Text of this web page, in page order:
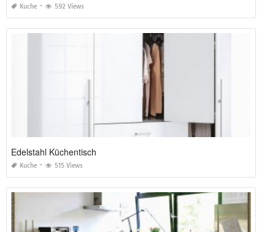
Kuche 592 Views
Edelstahl Küchentisch
Kuche 515 Views